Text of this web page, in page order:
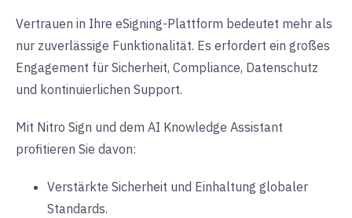
Vertrauen in Ihre eSigning-Plattform bedeutet mehr als
nur zuverlässige Funktionalität. Es erfordert ein großes
Engagement für Sicherheit, Compliance, Datenschutz
und kontinuierlichen Support.
Mit Nitro Sign und dem AI Knowledge Assistant
profitieren Sie davon:
Verstärkte Sicherheit und Einhaltung globaler
Standards.